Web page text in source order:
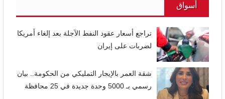
أسواق
تراجع أسعار عقود النفط الآجلة بعد إلغاء أمريكا
لضربات على إيران
شقة العمر بالإيجار التمليكي من الحكومة.. بيان
رسمي بـ 5000 وحدة جديدة في 25 محافظة